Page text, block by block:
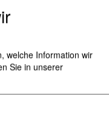
Kindergärten
welche Information wir
Sie in unserer